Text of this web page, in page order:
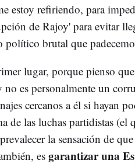
estoy refiriendo, para
de Rajoy' para evitar
político brutal que
lugar, porque pienso
no es personalmente un
cercanos a él si hayan
de las luchas partidistas (el
la sensación de
es garantizar una